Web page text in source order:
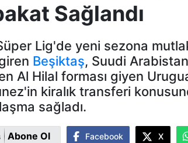
Sağlandı
Lig'de yeni sezona
Beşiktaş, Suudi
Al Hilal forması giyen
kiralık transferi
sağladı.
Abone Ol Facebook X